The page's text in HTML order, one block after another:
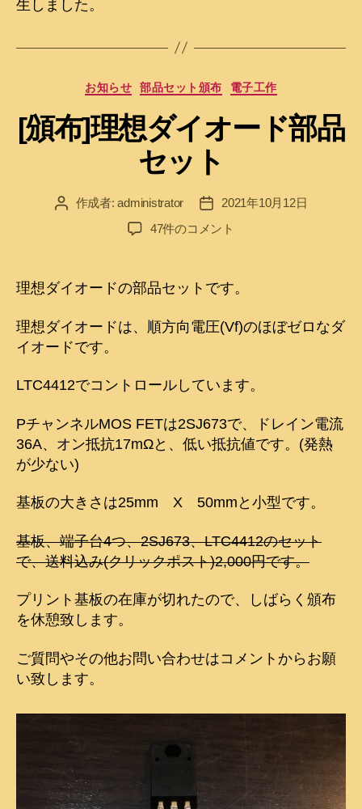
生しました。
カ
ゴ
リ
ー
お知らせ 部品セット頒布 電子工作
[頒布]理想ダイオード部品
セット
投 作成者:administrator
投
稿
2021年10月12日
[頒
想
ダ
イ
オ
部
セ
ッ
47件のコメント
理想ダイオードの部品セットです。
理想ダイオードは、順方向電圧(Vf)のほぼゼロなダ
イオードです。
LTC4412でコントロールしています。
PチャンネルMOS FETは2SJ673で、ドレイン電流
36A、オン抵抗17mΩと、低い抵抗値です。(発熱
が少ない)
基板の大きさは25mm X 50mmと小型です。
基板、端子台4つ、2SJ673、LTC4412のセット
で、送料込み(クリックポスト)2,000円です。
プリント基板の在庫が切れたので、しばらく頒布
を休憩致します。
ご質問やその他お問い合わせはコメントからお願
い致します。